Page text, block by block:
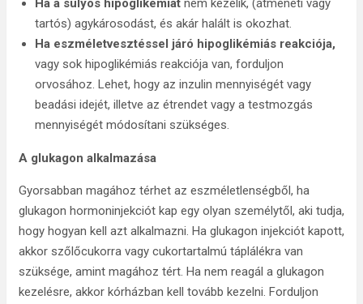
Ha a súlyos hipoglikémiát nem kezelik, (átmeneti vagy
tartós) agykárosodást, és akár halált is okozhat.
Ha eszméletvesztéssel járó hipoglikémiás reakciója,
vagy sok hipoglikémiás reakciója van, forduljon
orvosához. Lehet, hogy az inzulin mennyiségét vagy
beadási idejét, illetve az étrendet vagy a testmozgás
mennyiségét módosítani szükséges.
A glukagon alkalmazása
Gyorsabban magához térhet az eszméletlenségből, ha
glukagon hormoninjekciót kap egy olyan személytől, aki tudja,
hogy hogyan kell azt alkalmazni. Ha glukagon injekciót kapott,
akkor szőlőcukorra vagy cukortartalmú táplálékra van
szüksége, amint magához tért. Ha nem reagál a glukagon
kezelésre, akkor kórházban kell tovább kezelni. Forduljon